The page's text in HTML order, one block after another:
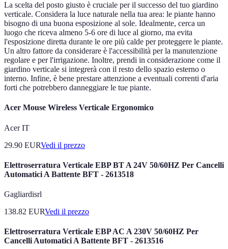
La scelta del posto giusto è cruciale per il successo del tuo giardino
verticale. Considera la luce naturale nella tua area: le piante hanno
bisogno di una buona esposizione al sole. Idealmente, cerca un
luogo che riceva almeno 5-6 ore di luce al giorno, ma evita
l'esposizione diretta durante le ore più calde per proteggere le piante.
Un altro fattore da considerare è l'accessibilità per la manutenzione
regolare e per l'irrigazione. Inoltre, prendi in considerazione come il
giardino verticale si integrerà con il resto dello spazio esterno o
interno. Infine, è bene prestare attenzione a eventuali correnti d'aria
forti che potrebbero danneggiare le tue piante.
Acer Mouse Wireless Verticale Ergonomico
Acer IT
29.90 EURVedi il prezzo
Elettroserratura Verticale EBP BT A 24V 50/60HZ Per Cancelli
Automatici A Battente BFT - 2613518
Gagliardisrl
138.82 EURVedi il prezzo
Elettroserratura Verticale EBP AC A 230V 50/60HZ Per
Cancelli Automatici A Battente BFT - 2613516